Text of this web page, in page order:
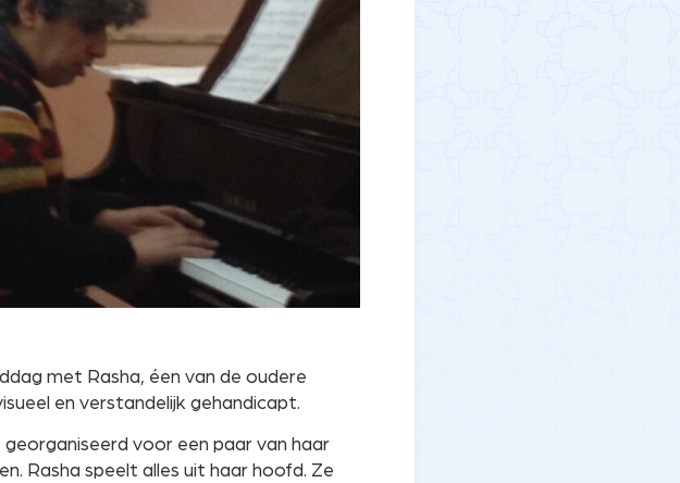
met Rasha, éen van de oudere
en verstandelijk gehandicapt.
voor een paar van haar
Rasha speelt alles uit haar hoofd. Ze